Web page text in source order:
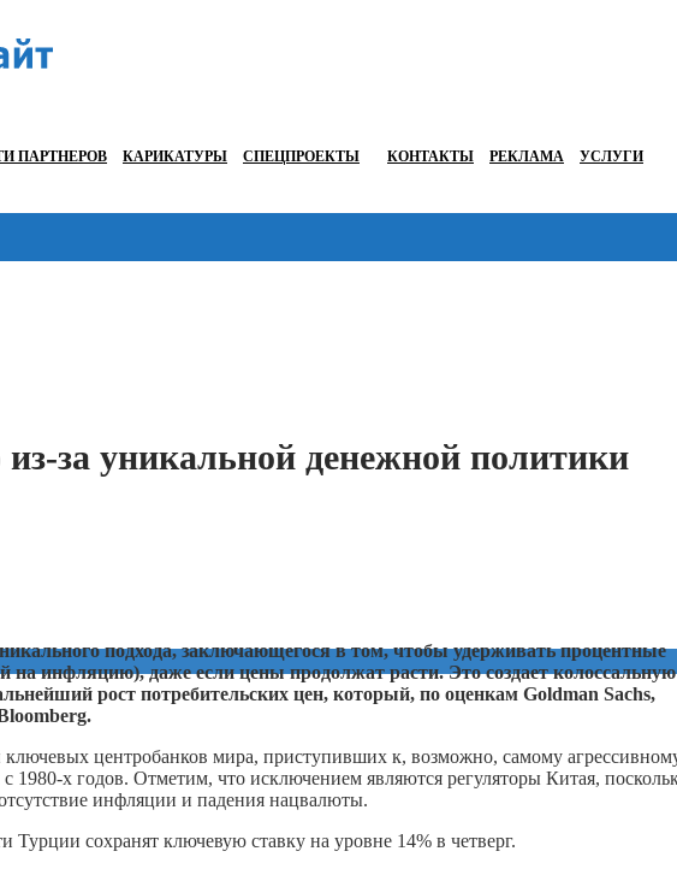
ПАРТНЕРОВ КАРИКАТУРЫ СПЕЦПРОЕКТЫ КОНТАКТЫ РЕКЛАМА УСЛУГИ
за уникальной денежной политики
подхода, заключающегося в том, чтобы удерживать процентные
на инфляцию), даже если цены продолжат расти. Это создает колоссальную
рост потребительских цен, который, по оценкам Goldman Sachs,
ключевых центробанков мира, приступивших к, возможно, самому
х годов. Отметим, что исключением являются регуляторы Китая,
инфляции и падения нацвалюты.
сохранят ключевую ставку на уровне 14% в четверг.